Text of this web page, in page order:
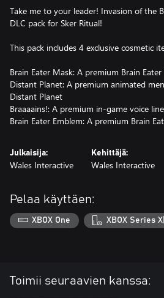
Take me to your leader! Invasion of the
DLC pack for Sker Ritual!
This pack includes 4 exclusive cosmetic
Brain Eater Mask: A premium Brain
Distant Planet: A premium animated
Distant Planet
Braaaains!: A premium in-game voice line
Brain Eater Emblem: A premium Brain
Julkaisija:
Wales Interactive
Kehittäjä:
Wales Interactive
Pelaa käyttäen:
XBOX One XBOX Series
Toimii seuraavien kanssa: